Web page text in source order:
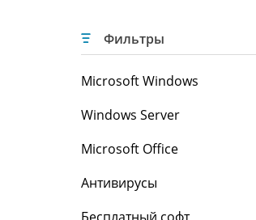
Фильтры
Microsoft Windows
Windows Server
Microsoft Office
Антивирусы